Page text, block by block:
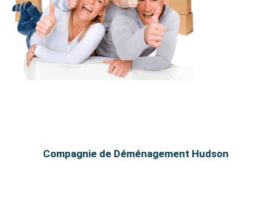
Compagnie de Déménagement Hudson